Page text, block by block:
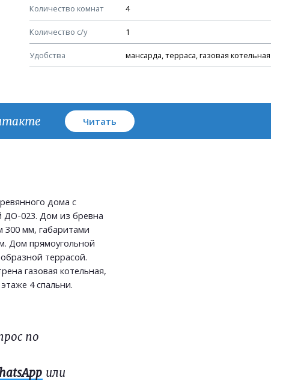
Количество комнат 4
Количество с/у 1
Удобства мансарда, терраса, газовая котельная
План кровли
Читать
дома с
ДО-023. Дом из бревна
300 мм, габаритами
Дом прямоугольной
террасой.
газовая котельная,
4 спальни.
по
или